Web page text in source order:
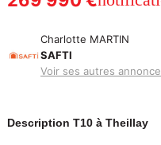
Charlotte MARTIN
SAFTI
Voir ses autres
Description T10 à Theillay